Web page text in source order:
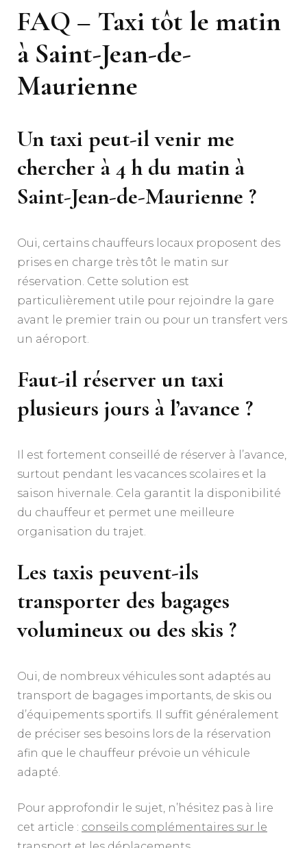
FAQ – Taxi tôt le matin
à Saint-Jean-de-
Maurienne
Un taxi peut-il venir me
chercher à 4 h du matin à
Saint-Jean-de-Maurienne ?
Oui, certains chauffeurs locaux proposent des
prises en charge très tôt le matin sur
réservation. Cette solution est
particulièrement utile pour rejoindre la gare
avant le premier train ou pour un transfert vers
un aéroport.
Faut-il réserver un taxi
plusieurs jours à l’avance ?
Il est fortement conseillé de réserver à l’avance,
surtout pendant les vacances scolaires et la
saison hivernale. Cela garantit la disponibilité
du chauffeur et permet une meilleure
organisation du trajet.
Les taxis peuvent-ils
transporter des bagages
volumineux ou des skis ?
Oui, de nombreux véhicules sont adaptés au
transport de bagages importants, de skis ou
d’équipements sportifs. Il suffit généralement
de préciser ses besoins lors de la réservation
afin que le chauffeur prévoie un véhicule
adapté.
Pour approfondir le sujet, n’hésitez pas à lire
cet article : conseils complémentaires sur le